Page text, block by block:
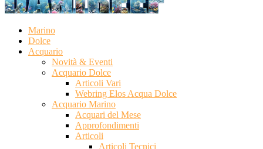
Marino
Dolce
Acquario
Novità & Eventi
Acquario Dolce
Articoli Vari
Webring Elos Acqua Dolce
Acquario Marino
Acquari del Mese
Approfondimenti
Articoli
Articoli Tecnici